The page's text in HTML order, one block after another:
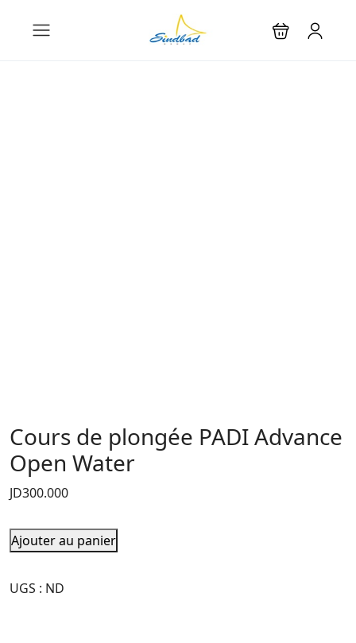
Cours de plongée PADI Advance
Open Water
JD300.000
Ajouter au panier
UGS : ND